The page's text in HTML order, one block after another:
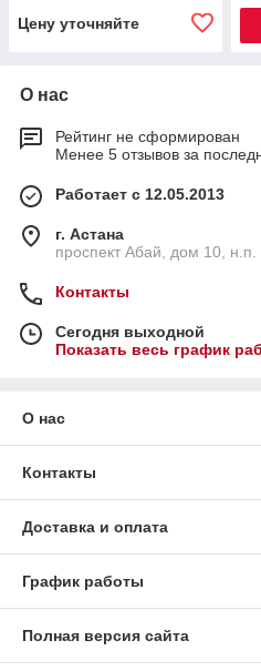
Цену уточняйте
О нас
Рейтинг не сформирован
Менее 5 отзывов за
Работает с 12.05.2013
г. Астана
проспект Абай, дом 10, н.п.
Контакты
Сегодня выходной
Показать весь график
О нас
Контакты
Доставка и оплата
График работы
Полная версия сайта